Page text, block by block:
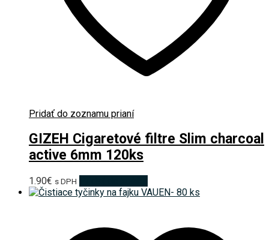
Pridať do zoznamu prianí
GIZEH Cigaretové filtre Slim charcoal
active 6mm 120ks
1.90€ s DPH